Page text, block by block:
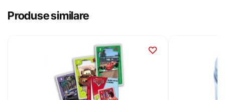
Produse similare